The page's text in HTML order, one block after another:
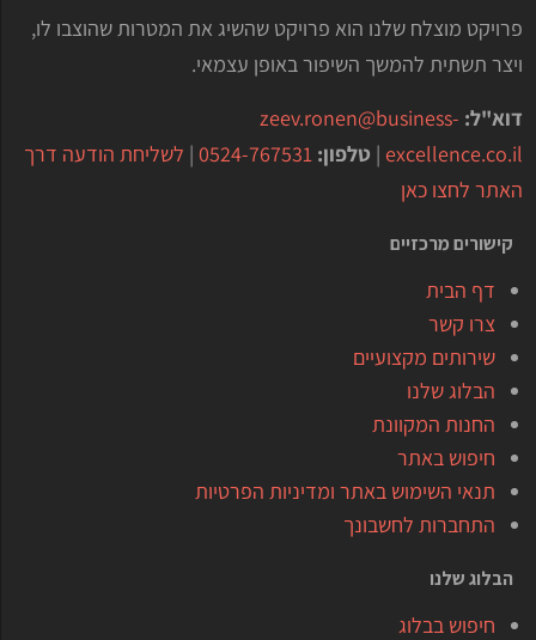
פרויקט מוצלח שלנו הוא פרויקט שהשיג את המטרות שהוצבו לו,
ויצר תשתית להמשך השיפור באופן עצמאי.
דוא"ל: zeev.ronen@business-
excellence.co.il
| טלפון: 0524-767531
| לשליחת הודעה דרך
האתר לחצו כאן
קישורים מרכזיים
דף הבית
צרו קשר
שירותים מקצועיים
הבלוג שלנו
החנות המקוונת
חיפוש באתר
תנאי השימוש באתר ומדיניות הפרטיות
התחברות לחשבונך
הבלוג שלנו
חיפוש בבלוג